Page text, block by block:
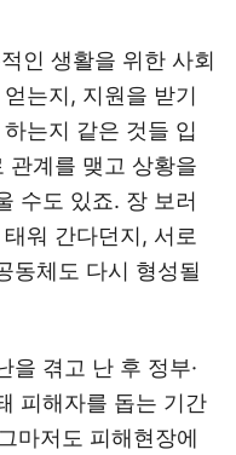
인 생활을 위한 사회
는지, 지원을 받기
는지 같은 것들 입
관계를 맺고 상황을
수도 있죠. 장 보러
워 간다던지, 서로
동체도 다시 형성될
을 겪고 난 후 정부·
피해자를 돕는 기간
마저도 피해현장에